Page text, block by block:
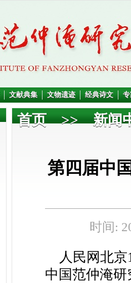
文献典集 文物遗迹 经典诗文
首页>>新闻
第四届中
时间:
人民网北京
中国范仲淹